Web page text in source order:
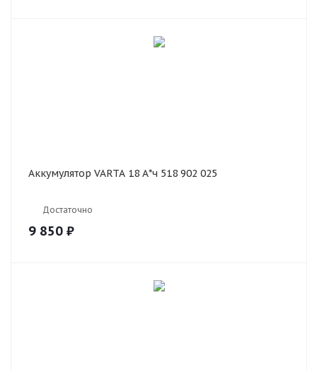
Аккумулятор VARTA 18 А*ч 518 902 025
Достаточно
9 850 ₽